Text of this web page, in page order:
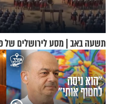
תשעה באב | מסע לירושלים של